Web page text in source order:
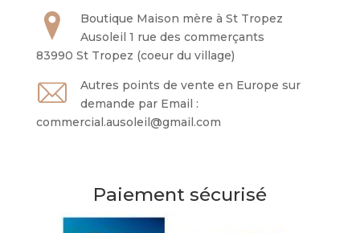
Boutique Maison mère à St Tropez
Ausoleil 1 rue des commerçants
83990 St Tropez (coeur du village)
Autres points de vente en Europe sur
demande par Email :
commercial.ausoleil@gmail.com
Paiement sécurisé